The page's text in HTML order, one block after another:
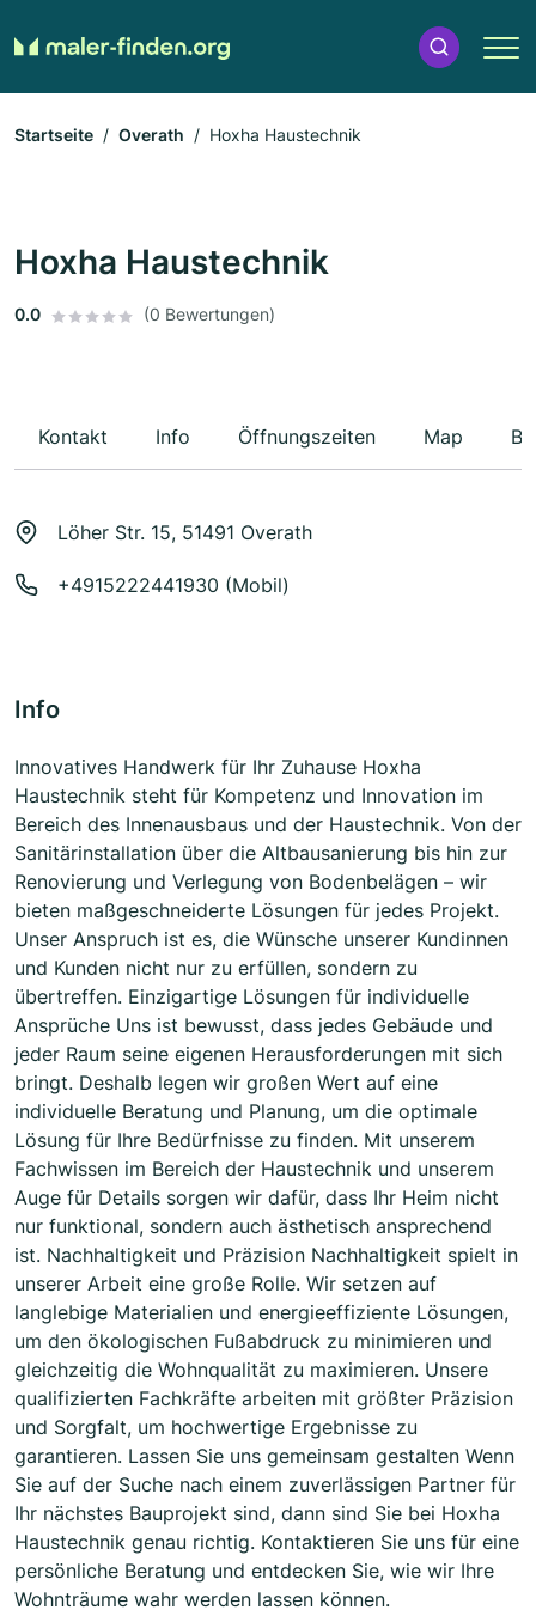
Startseite Overath Hoxha Haustechnik
Hoxha Haustechnik
0.0 (0 Bewertungen)
Kontakt Info Öffnungszeiten Map
Löher Str. 15, 51491 Overath
+4915222441930 (Mobil)
Info
Innovatives Handwerk für Ihr Zuhause Hoxha
Haustechnik steht für Kompetenz und Innovation im
Bereich des Innenausbaus und der Haustechnik. Von der
Sanitärinstallation über die Altbausanierung bis hin zur
Renovierung und Verlegung von Bodenbelägen – wir
bieten maßgeschneiderte Lösungen für jedes Projekt.
Unser Anspruch ist es, die Wünsche unserer Kundinnen
und Kunden nicht nur zu erfüllen, sondern zu
übertreffen. Einzigartige Lösungen für individuelle
Ansprüche Uns ist bewusst, dass jedes Gebäude und
jeder Raum seine eigenen Herausforderungen mit sich
bringt. Deshalb legen wir großen Wert auf eine
individuelle Beratung und Planung, um die optimale
Lösung für Ihre Bedürfnisse zu finden. Mit unserem
Fachwissen im Bereich der Haustechnik und unserem
Auge für Details sorgen wir dafür, dass Ihr Heim nicht
nur funktional, sondern auch ästhetisch ansprechend
ist. Nachhaltigkeit und Präzision Nachhaltigkeit spielt in
unserer Arbeit eine große Rolle. Wir setzen auf
langlebige Materialien und energieeffiziente Lösungen,
um den ökologischen Fußabdruck zu minimieren und
gleichzeitig die Wohnqualität zu maximieren. Unsere
qualifizierten Fachkräfte arbeiten mit größter Präzision
und Sorgfalt, um hochwertige Ergebnisse zu
garantieren. Lassen Sie uns gemeinsam gestalten Wenn
Sie auf der Suche nach einem zuverlässigen Partner für
Ihr nächstes Bauprojekt sind, dann sind Sie bei Hoxha
Haustechnik genau richtig. Kontaktieren Sie uns für eine
persönliche Beratung und entdecken Sie, wie wir Ihre
Wohnträume wahr werden lassen können.